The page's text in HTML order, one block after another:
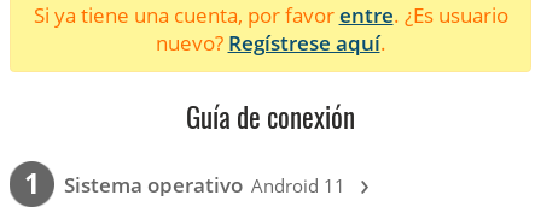
Si ya tiene una cuenta, por favorentre. ¿Es usuario
nuevo? Regístrese aquí.
Guía de conexión
1 Sistema operativo Android 11 ›